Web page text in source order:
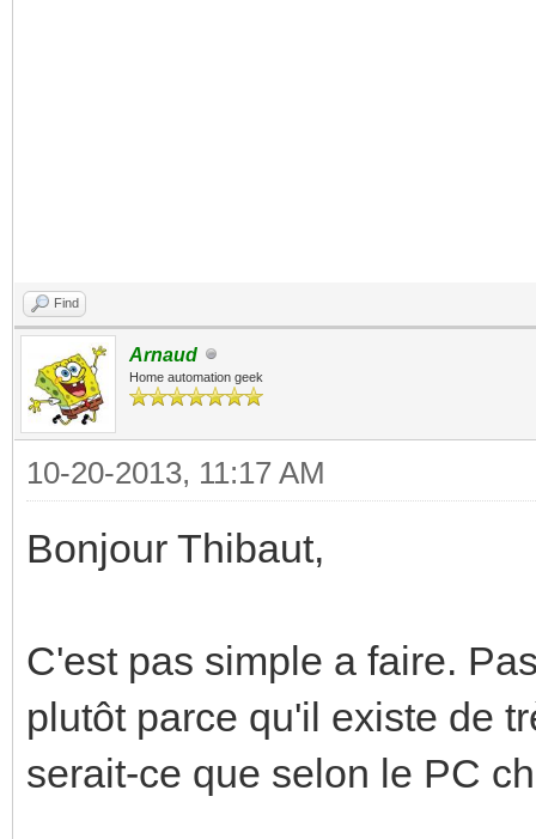
Find
Arnaud
Home automation geek
10-20-2013, 11:17 AM
Bonjour Thibaut,
C'est pas simple a faire.
plutôt parce qu'il existe de
serait-ce que selon le PC